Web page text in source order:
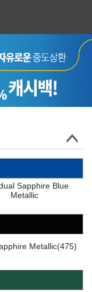
Sapphire Blue
Metallic
Metallic(475)